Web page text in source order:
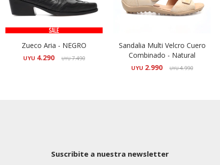
Zueco Aria - NEGRO
UYU 4.290 UYU7.490
Sandalia Multi Velcro Cuero
Combinado - Natural
UYU 2.990 UYU4.990
Suscribite a nuestra newsletter